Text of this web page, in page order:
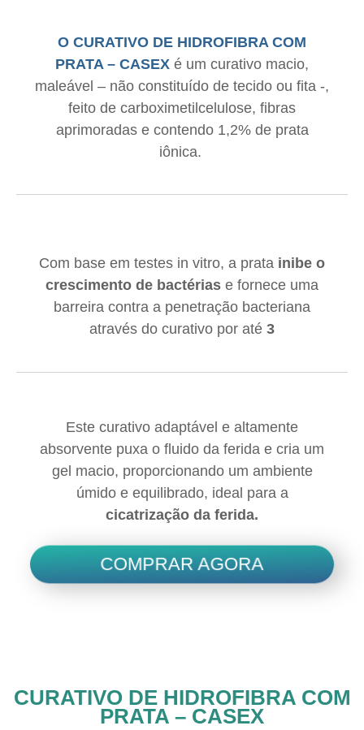
O CURATIVO DE HIDROFIBRA COM
PRATA – CASEX é um curativo macio,
maleável – não constituído de tecido ou fita -,
feito de carboximetilcelulose, fibras
aprimoradas e contendo 1,2% de prata
iônica.
Com base em testes in vitro, a prata inibe o
crescimento de bactérias e fornece uma
barreira contra a penetração bacteriana
através do curativo por até 3
Este curativo adaptável e altamente
absorvente puxa o fluido da ferida e cria um
gel macio, proporcionando um ambiente
úmido e equilibrado, ideal para a
cicatrização da ferida.
COMPRAR AGORA
CURATIVO DE HIDROFIBRA COM
PRATA – CASEX